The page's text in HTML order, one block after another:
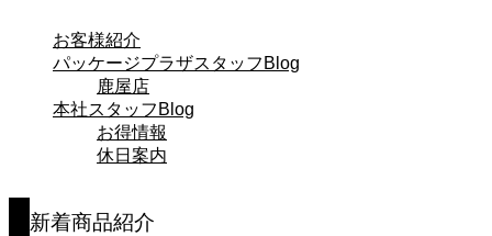
お客様紹介
パッケージプラザスタッフBlog
鹿屋店
本社スタッフBlog
お得情報
休日案内
新着商品紹介